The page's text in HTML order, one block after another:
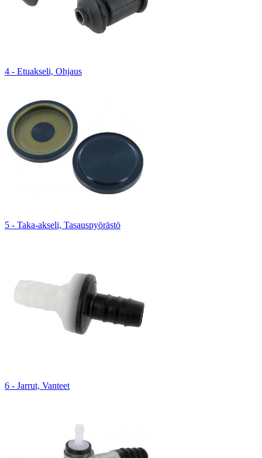
4 - Etuakseli, Ohjaus
5 - Taka-akseli, Tasauspyörästö
6 - Jarrut, Vanteet